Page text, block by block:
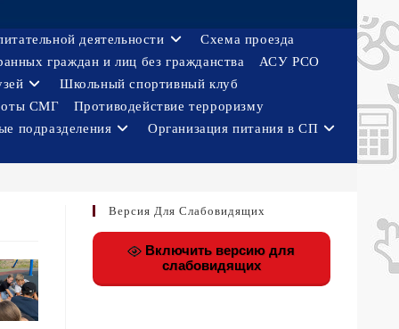
деятельности
Схема проезда
граждан и лиц без гражданства
АСУ РСО
Школьный спортивный клуб
СМГ
Противодействие терроризму
подразделения
Организация питания в СП
Версия Для Слабовидящих
Включить версию для
слабовидящих